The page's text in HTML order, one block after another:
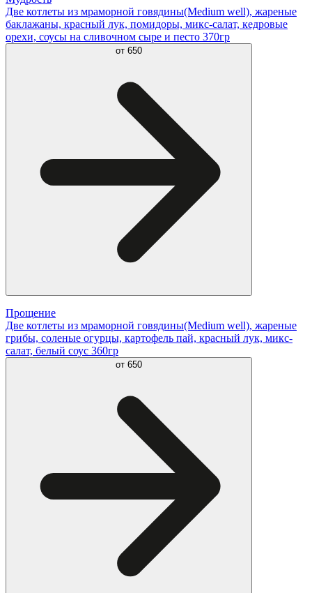
Две котлеты из мраморной говядины(Medium well), жареные
баклажаны, красный лук, помидоры, микс-салат, кедровые
орехи, соусы на сливочном сыре и песто 370гр
от 650
Прощение
Две котлеты из мраморной говядины(Medium well), жареные
грибы, соленые огурцы, картофель пай, красный лук, микс-
салат, белый соус 360гр
от 650